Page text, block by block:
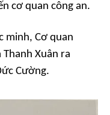
cơ quan công an.
minh, Cơ quan
Thanh Xuân ra
Cường.